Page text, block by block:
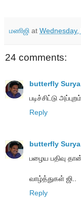
மணிஜி at
24 comments:
butterfly Surya
படிச்சிட்டு
Reply
butterfly Surya
பழைய பதிவு
வாழ்த்துகள் ஜி..
Reply